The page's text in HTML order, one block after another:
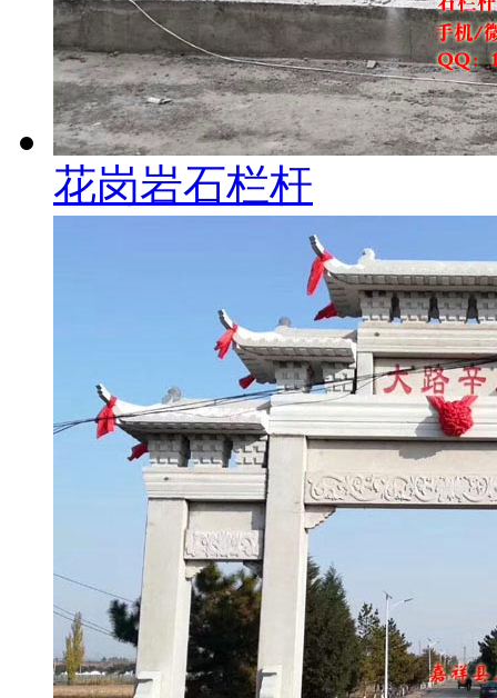
花岗岩石栏杆